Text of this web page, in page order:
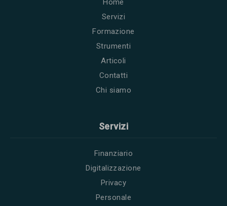
Home
Servizi
Formazione
Strumenti
Articoli
Contatti
Chi siamo
Servizi
Finanziario
Digitalizzazione
Privacy
Personale